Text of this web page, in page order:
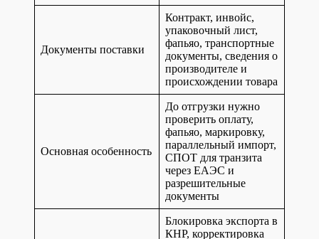
Документы поставки
Контракт, инвойс,
упаковочный лист,
фапьяо, транспортные
документы, сведения о
производителе и
происхождении товара
Основная особенность
До отгрузки нужно
проверить оплату,
фапьяо, маркировку,
параллельный импорт,
СПОТ для транзита
через ЕАЭС и
разрешительные
документы
Блокировка экспорта в
КНР, корректировка